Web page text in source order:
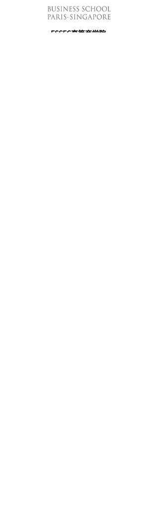
ESSEC高等商学院